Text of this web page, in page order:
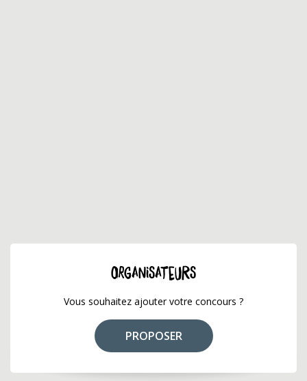
ORGANISATEURS
Vous souhaitez ajouter votre concours ?
PROPOSER